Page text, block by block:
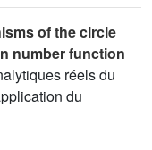
of the circle
number function
réels du
du